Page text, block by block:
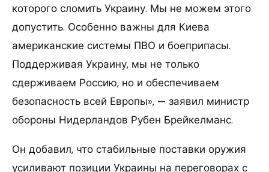
которого сломить Украину. Мы не можем этого
допустить. Особенно важны для Киева
американские системы ПВО и боеприпасы.
Поддерживая Украину, мы не только
сдерживаем Россию, но и обеспечиваем
безопасность всей Европы», — заявил министр
обороны Нидерландов Рубен Брейкелманс.
Он добавил, что стабильные поставки оружия
усиливают позиции Украины на переговорах с